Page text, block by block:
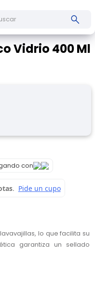
Vidrio 400 Ml
con
lo que facilita su
garantiza un sellado